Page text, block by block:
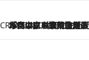
CREA'S CHOICE
2026.8.7
「立川にも歌舞伎があるんだよ」 片岡仁左衛門・市川中車ら豪華座組みで4年目の立川立